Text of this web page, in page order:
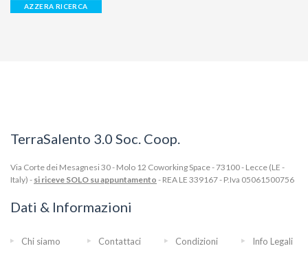
AZZERA RICERCA
TerraSalento 3.0 Soc. Coop.
Via Corte dei Mesagnesi 30 - Molo 12 Coworking Space - 73100 - Lecce (LE -
Italy) - si riceve SOLO su appuntamento - REA LE 339167 - P.Iva 05061500756
Dati & Informazioni
Chi siamo Contattaci Condizioni Info Legali